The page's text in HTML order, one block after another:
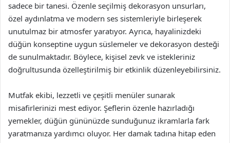
sadece bir tanesi. Özenle seçilmiş dekorasyon unsurları,
özel aydınlatma ve modern ses sistemleriyle birleşerek
unutulmaz bir atmosfer yaratıyor. Ayrıca, hayalinizdeki
düğün konseptine uygun süslemeler ve dekorasyon desteği
de sunulmaktadır. Böylece, kişisel zevk ve istekleriniz
doğrultusunda özelleştirilmiş bir etkinlik düzenleyebilirsiniz.
Mutfak ekibi, lezzetli ve çeşitli menüler sunarak
misafirlerinizi mest ediyor. Şeflerin özenle hazırladığı
yemekler, düğün gününüzde sunduğunuz ikramlarla fark
yaratmanıza yardımcı oluyor. Her damak tadına hitap eden